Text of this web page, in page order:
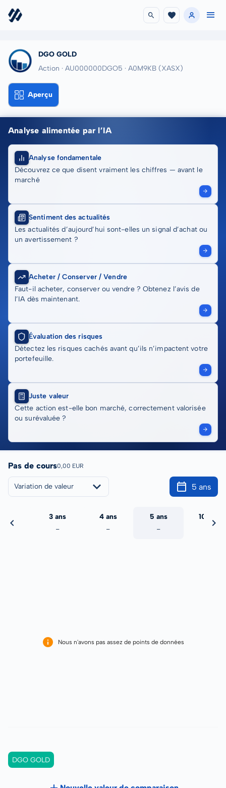
DGO GOLD
Action · AU000000DGO5 · A0M9KB (XASX)
Aperçu
Analyse alimentée par l’IA
Analyse fondamentale
Découvrez ce que disent vraiment les chiffres — avant le
marché
Sentiment des actualités
Les actualités d’aujourd’hui sont-elles un signal d’achat ou
un avertissement ?
Acheter / Conserver / Vendre
Faut-il acheter, conserver ou vendre ? Obtenez l’avis de
l’IA dès maintenant.
Évaluation des risques
Détectez les risques cachés avant qu’ils n’impactent votre
portefeuille.
Juste valeur
Cette action est-elle bon marché, correctement valorisée
ou surévaluée ?
Pas de cours0,00 EUR
Variation de valeur 5 ans
3 ans
-
4 ans
-
5 ans
-
10 ans
Nous n'avons pas assez de points de données
DGO GOLD